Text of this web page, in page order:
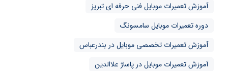
آموزش تعمیرات موبایل فنی حرفه ای تبریز
دوره تعمیرات موبایل سامسونگ
آموزش تعمیرات تخصصی موبایل در بندرعباس
آموزش تعمیرات موبایل در پاساژ علاالدین